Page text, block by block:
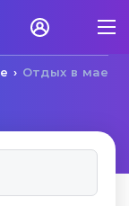
Отдых в мае